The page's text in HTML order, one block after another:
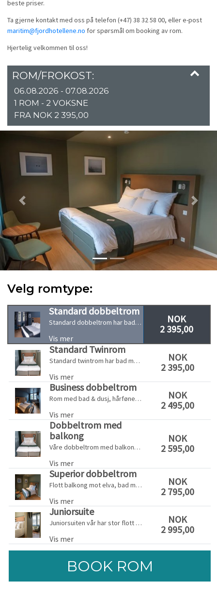
beste priser.
Ta gjerne kontakt med oss på telefon (+47) 38 32 58 00, eller e-post
maritim@fjordhotellene.no for spørsmål om booking av rom.
Hjertelig velkommen til oss!
ROM/FROKOST:
06.08.2026 - 07.08.2026
1 ROM - 2 VOKSNE
FRA NOK 2 395,00
Previous Next
Velg romtype:
Standard dobbeltrom
Standard dobbeltrom har bad med dusj, hårføner, gratis wifi, flatskjerm samt egen sittegruppe.
Vis mer
NOK
2 395,00
Standard Twinrom
Standard twintrom har bad med dusj, hårføner, gratis wifi, flatskjerm samt egen sittegruppe.
Vis mer
NOK
2 395,00
Business dobbeltrom
Rom med bad & dusj, hårføner, gratis wifi, flatskjerm samt egen sittegruppe. Businessrommene har også egen kaffemaskin og skrivepult (rommene vender mot elva).
Vis mer
NOK
2 495,00
Dobbeltrom med
balkong
Våre dobbeltrom med balkong har bad med dusj, hårføner, gratis wifi, flatskjerm, hotellpute samt egen sittegruppe (rommene vender mot Sundegaten og Sundeparken).
Vis mer
NOK
2 595,00
Superior dobbeltrom
Flott balkong mot elva, bad med dusj, hårføner, gratis wifi, flatskjerm, hotellputer, skrivepult, kaffemaskin samt egen sittegruppe (rommene vender mot elva).
Vis mer
NOK
2 795,00
Juniorsuite
Juniorsuiten vår har stor flott balkong mot elva, eget soverom, kaffemaskin, skrivepult, bad med dusj, hårføner, gratis wifi, flatskjerm samt egen sofagruppe (suiten vender mot elva).
Vis mer
NOK
2 995,00
BOOK ROM